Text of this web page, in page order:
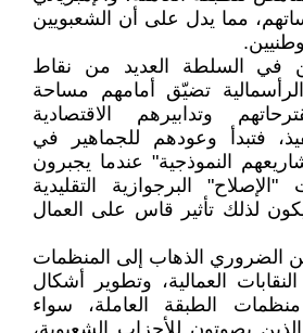
مما يدل على أن الشعبويين
في السلطة العديد من نقاط
تضيّق أمامهم مساحة
وتدابيرهم الاقتصادية
فتبدأ وعودهم للجماهير في
النموذجية" عندما يجبرون
البرجوازية التقليدية
لذلك تأثير قاس على العمال
الضروري الذهاب إلى المنظمات
العمالية، وتطوير أشكال
الطبقة العاملة، سواء